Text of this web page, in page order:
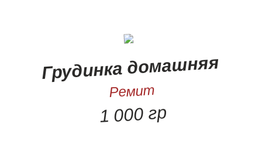
Грудинка домашняя
Ремит
1 000 гр